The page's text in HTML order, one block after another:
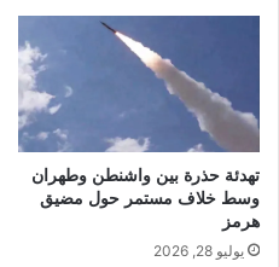
تهدئة حذرة بين واشنطن وطهران
وسط خلاف مستمر حول مضيق
هرمز
يوليو 28, 2026